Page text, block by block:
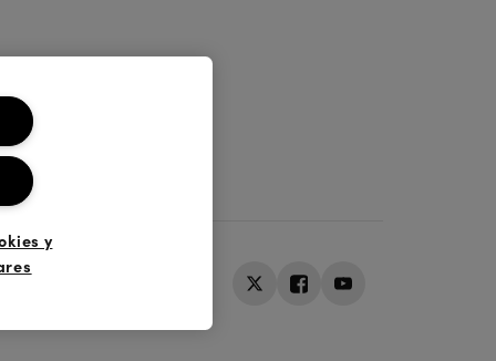
y Condiciones
TwitterFacebookYoutube
y